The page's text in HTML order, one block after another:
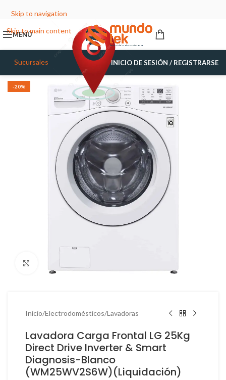
Skip to navigation
Skip to main content
MENÚ
Sucursales INICIO DE SESIÓN / REGISTRARSE
-20%
Inicio/Electrodomésticos/Lavadoras
Lavadora Carga Frontal LG 25Kg
Direct Drive Inverter & Smart
Diagnosis-Blanco
(WM25WV2S6W)(Liquidación)